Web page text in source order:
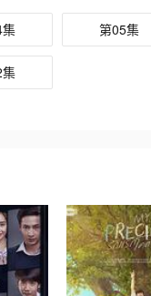
第05集